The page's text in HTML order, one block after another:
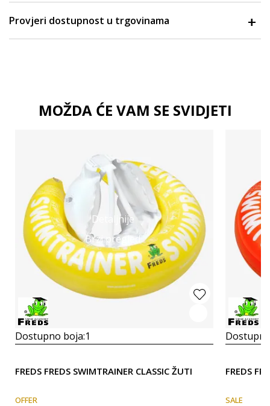
Provjeri dostupnost u trgovinama
MOŽDA ĆE VAM SE SVIDJETI
Detaljnije
Brzi pregled
Dostupno boja:1
FREDS FREDS SWIMTRAINER CLASSIC ŽUTI
OFFER
FREDS
SALE